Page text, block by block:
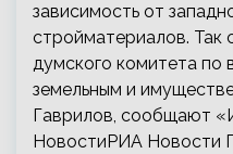
зависимость от
стройматериалов. Так
думского комитета по
земельным и
Гаврилов, сообщают
НовостиРИА Новости